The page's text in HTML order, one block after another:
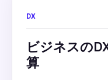
DX
ビジネスの
算